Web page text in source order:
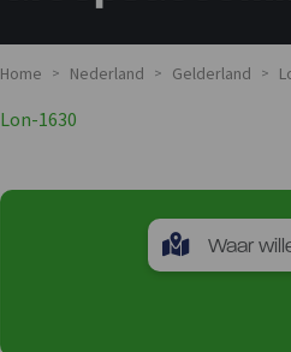
Home > Nederland > Gelderland >
Lon-1630